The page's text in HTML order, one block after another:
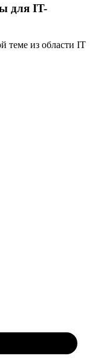
для IT-
теме из области IT